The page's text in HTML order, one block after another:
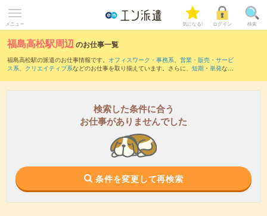
メニュー 気になる! ログイン 検索
福島高松駅周辺のお仕事一覧
福島高松駅の派遣のお仕事情報です。 オフィスワーク・事務系、 営業・販売・サービ
ス系、 クリエイティブ系などのお仕事を取り揃えています。さらに、 短期 ・ 単発など
また、志布志駅・大隅夏井駅・串間駅・日向大束駅・日向北方駅など近隣駅のお仕事
検索した条件に合う
お仕事がありませんでした
条件を変更して再検索